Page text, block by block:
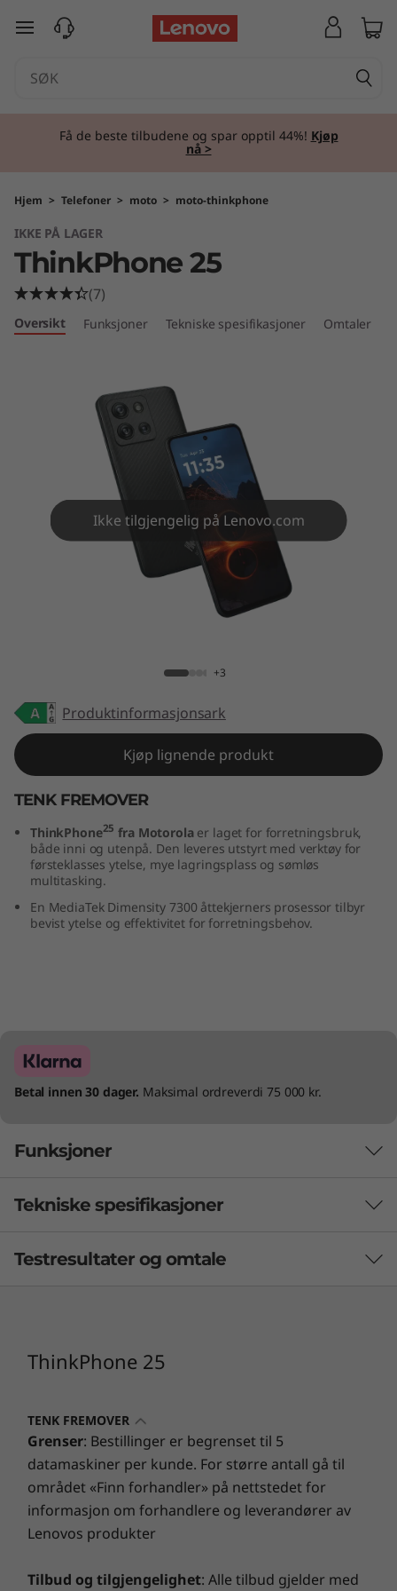
T
P
h
o
n
gå til hovedinnhold
Få de beste tilbudene og spar opptil 44%! Kjøp
nå >
Hjem > Telefoner > moto > moto-thinkphone
IKKE PÅ LAGER
ThinkPhone 25
(7)
Oversikt Funksjoner Tekniske spesifikasjoner Omtaler
Ikke tilgjengelig på Lenovo.com
+3
Produktinformasjonsark
Kjøp lignende produkt
TENK FREMOVER
ThinkPhone25 fra Motorolaer laget for forretningsbruk,
både inni og utenpå. Den leveres utstyrt med verktøy for
førsteklasses ytelse, mye lagringsplass og sømløs
multitasking.
En MediaTek Dimensity 7300 åttekjerners prosessor tilbyr
bevist ytelse og effektivitet for forretningsbehov.
Betal innen 30 dager. Maksimal ordreverdi 75 000 kr.
Funksjoner
Få 5 år med
programvareoppdaterin
ger
Oppdateringer av Android-
Tekniske spesifikasjoner
ytelse
Minne
Lagringsplass
256 GB uMCP
design
Bakside: aramid
Testresultater og omtale
ThinkPhone 25
TENK FREMOVER
Grenser: Bestillinger er begrenset til 5
datamaskiner per kunde. For større antall gå til
området «Finn forhandler» på nettstedet for
informasjon om forhandlere og leverandører av
Lenovos produkter
Tilbud og tilgjengelighet: Alle tilbud gjelder med